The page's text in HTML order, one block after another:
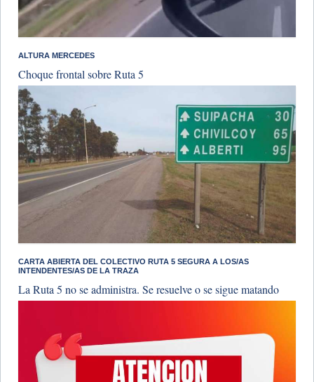
ALTURA MERCEDES
Choque frontal sobre Ruta 5
CARTA ABIERTA DEL COLECTIVO RUTA 5 SEGURA A LOS/AS
INTENDENTES/AS DE LA TRAZA
La Ruta 5 no se administra. Se resuelve o se sigue matando